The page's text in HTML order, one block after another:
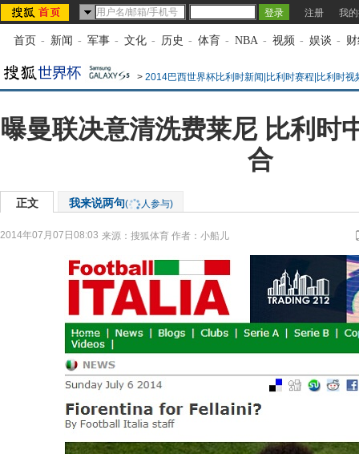
注册 我
首页 - 新闻 - 军事 - 文化 - 历史 - 体育 - NBA - 视频 - 娱谈 -
> 2014巴西世界杯比利时新闻|比利时赛程|比利时视
曝曼联决意清洗费莱尼 比利时
合
正文 我来说两句( 人参与)
2014年07月07日08:03 来源： 搜狐体育 作者：小船儿